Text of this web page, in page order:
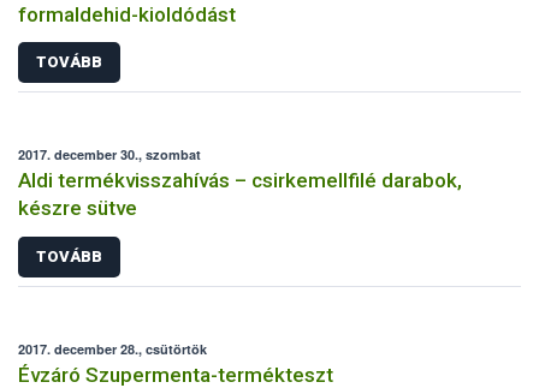
formaldehid-kioldódást
TOVÁBB
2017. december 30., szombat
Aldi termékvisszahívás – csirkemellfilé darabok,
készre sütve
TOVÁBB
2017. december 28., csütörtök
Évzáró Szupermenta-termékteszt